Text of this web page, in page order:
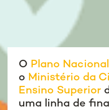
O Plano
o Ministério da
Ensino Superior
uma linha de